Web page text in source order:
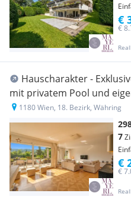
€
€
Hauscharakter -
mit privatem Pool und
1180 Wien, 18. Bezirk, Währing
7
€
€